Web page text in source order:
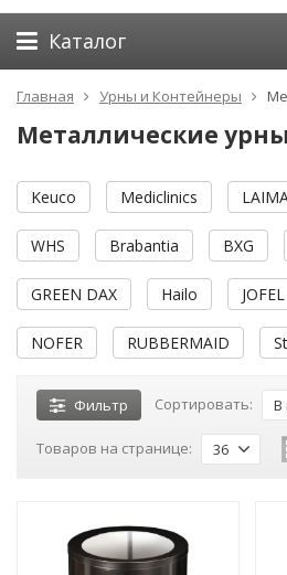
Каталог
Главная Урны и Контейнеры
Металлические урны
Keuco Mediclinics
WHS Brabantia BXG
GREEN DAX Hailo JOFEL
NOFER RUBBERMAID
Фильтр Сортировать: В
Товаров на странице: 36